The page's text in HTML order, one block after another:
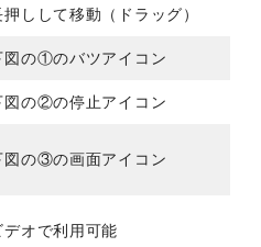
押しして移動（ドラッグ）
図の①のバツアイコン
図の②の停止アイコン
図の③の画面アイコン
デオで利用可能